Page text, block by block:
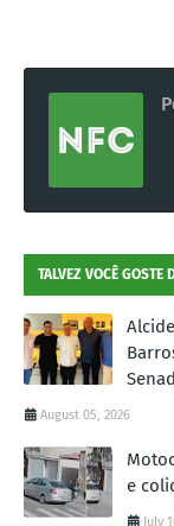
TALVEZ VOCÊ GOSTE
August 05, 2026
e
July